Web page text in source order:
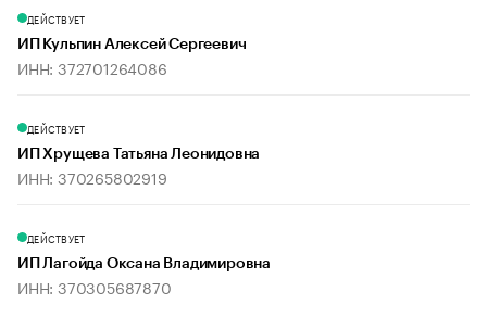
ДЕЙСТВУЕТ
ИП Кульпин Алексей Сергеевич
ИНН: 372701264086
ДЕЙСТВУЕТ
ИП Хрущева Татьяна Леонидовна
ИНН: 370265802919
ДЕЙСТВУЕТ
ИП Лагойда Оксана Владимировна
ИНН: 370305687870